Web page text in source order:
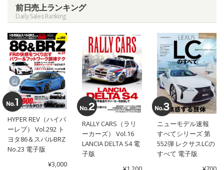
前日売上ランキング
Daily Sales Ranking
HYPER REV（ハイパ
ーレブ） Vol.292 ト
ヨタ86＆スバルBRZ
No.23 電子版
¥3,000
RALLY CARS（ラリ
ーカーズ） Vol.16
LANCIA DELTA S4 電
子版
ニューモデル速報
すべてシリーズ 第
552弾 レクサスLCの
すべて 電子版